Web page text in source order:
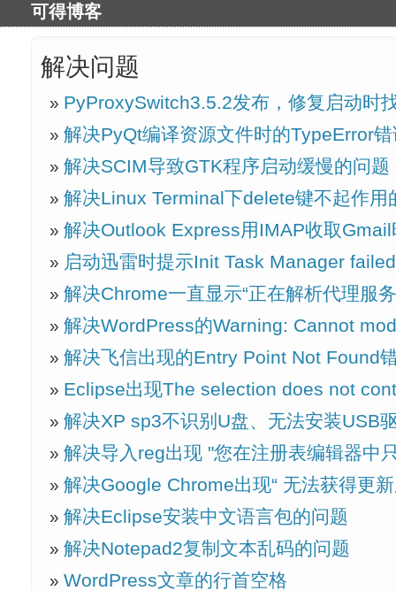
可得博客
解决问题
PyProxySwitch3.5.2发布，修复启动时
解决PyQt编译资源文件时的TypeError
解决SCIM导致GTK程序启动缓慢的问题
解决Linux Terminal下delete键不起作用
解决Outlook Express用IMAP收取
启动迅雷时提示Init Task Manager
解决Chrome一直显示“正在解析代理服
解决WordPress的Warning: Cannot
解决飞信出现的Entry Point Not Found
Eclipse出现The selection does not
解决XP sp3不识别U盘、无法安装USB
解决导入reg出现 "您在注册表编辑器中
解决Google Chrome出现“ 无法获得更
解决Eclipse安装中文语言包的问题
解决Notepad2复制文本乱码的问题
WordPress文章的行首空格